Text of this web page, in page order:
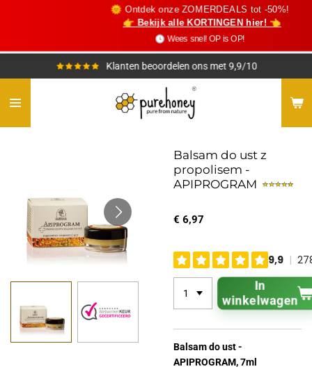
🌞 Ontdek onze ZOMERDEALS tot -50%!
👉 Bekijk alle KORTINGEN hier! 👈
🕓 Wees snel! OP is OP!
Klanten beoordelen ons met 9,9/10
Balsam do ust z
propolisem -
APIPROGRAM
€ 6,97
In
winkelwagen
Balsam do ust -
APIPROGRAM, 7ml